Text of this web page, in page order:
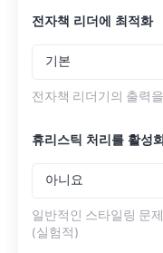
전자책 리더에 최적화
기본
전자책 리더기의 출력
휴리스틱 처리를 활성
아니요
일반적인 스타일링 문
(실험적)